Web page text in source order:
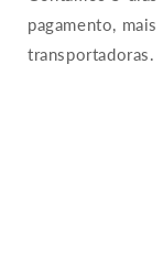
pagamento,
transportadoras.